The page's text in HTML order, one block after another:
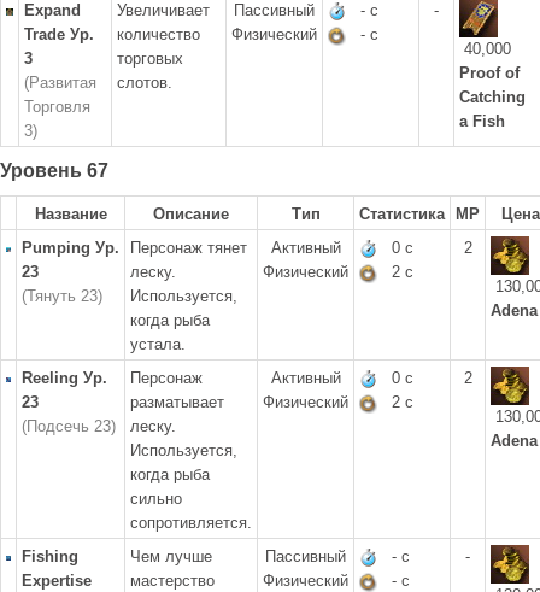
Expand
Trade Ур.
3
(Развитая
Торговля
3)
Увеличивает
количество
торговых
слотов.
Пассивный
Физический
- с
- с
-
40,000
Proof of
Catching
a Fish
Уровень 67
Название Описание Тип Статистика MP
Цена
Pumping Ур.
23
(Тянуть 23)
Персонаж тянет
леску.
Используется,
когда рыба
устала.
Активный
Физический
0 с
2 с
2
Adena
Reeling Ур.
23
(Подсечь 23)
Персонаж
разматывает
леску.
Используется,
когда рыба
сильно
сопротивляется.
Активный
Физический
0 с
2 с
2
Adena
Fishing
Expertise
Чем лучше
мастерство
Пассивный
Физический
- с
- с
-